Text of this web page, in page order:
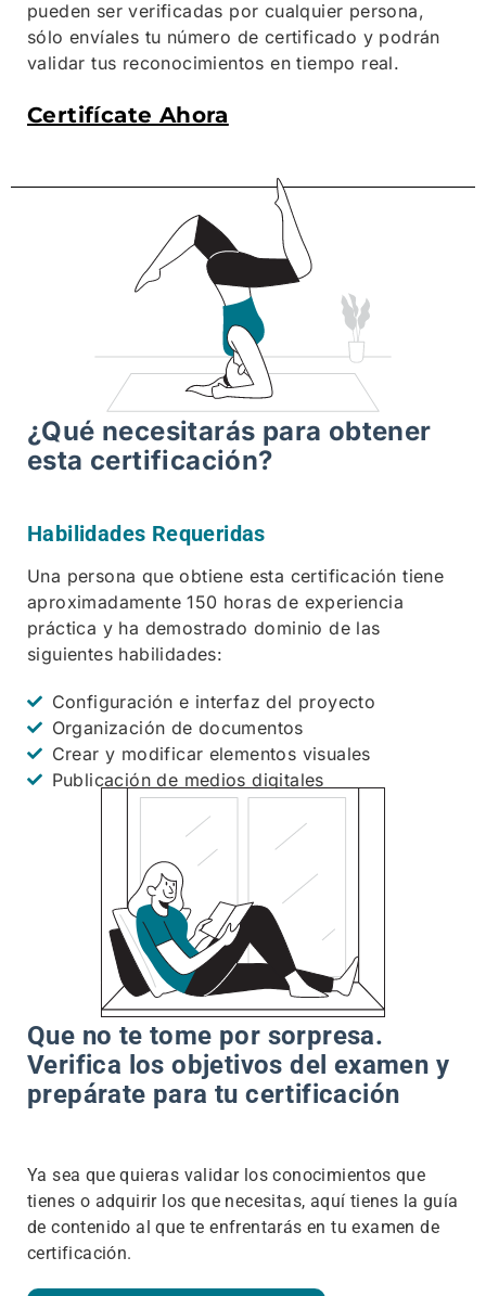
pueden ser verificadas por cualquier persona,
sólo envíales tu número de certificado y podrán
validar tus reconocimientos en tiempo real.
Certifícate Ahora
¿Qué necesitarás para obtener
esta certificación?
Habilidades Requeridas
Una persona que obtiene esta certificación tiene
aproximadamente 150 horas de experiencia
práctica y ha demostrado dominio de las
siguientes habilidades:
Configuración e interfaz del proyecto
Organización de documentos
Crear y modificar elementos visuales
Publicación de medios digitales
Que no te tome por sorpresa.
Verifica los objetivos del examen y
prepárate para tu certificación
Ya sea que quieras validar los conocimientos que
tienes o adquirir los que necesitas, aquí tienes la guía
de contenido al que te enfrentarás en tu examen de
certificación.